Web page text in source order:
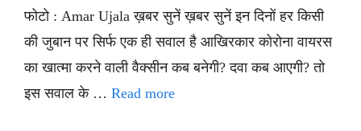
फोटो : Amar Ujala ख़बर सुनें ख़बर सुनें इन दिनों हर किसी
की जुबान पर सिर्फ एक ही सवाल है आखिरकार कोरोना वायरस
का खात्मा करने वाली वैक्सीन कब बनेगी? दवा कब आएगी? तो
इस सवाल के … Read more